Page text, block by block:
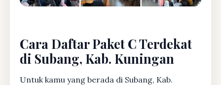
Cara Daftar Paket C Terdekat
di Subang, Kab. Kuningan
Untuk kamu yang berada di Subang, Kab.